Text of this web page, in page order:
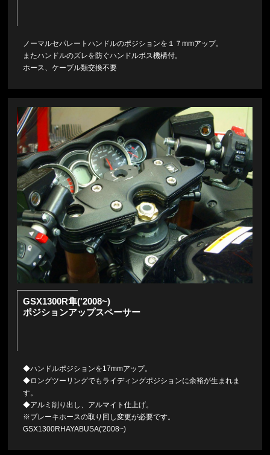
ノーマルセパレートハンドルのポジションを１７mmアップ。
またハンドルのズレを防ぐハンドルボス機構付。
ホース、ケーブル類交換不要
GSX1300R隼('2008~)
ポジションアップスペーサー
◆ハンドルポジションを17mmアップ。
◆ロングツーリングでもライディングポジションに余裕が生まれま
す。
◆アルミ削り出し、アルマイト仕上げ。
※ブレーキホースの取り回し変更が必要です。
GSX1300RHAYABUSA('2008~)